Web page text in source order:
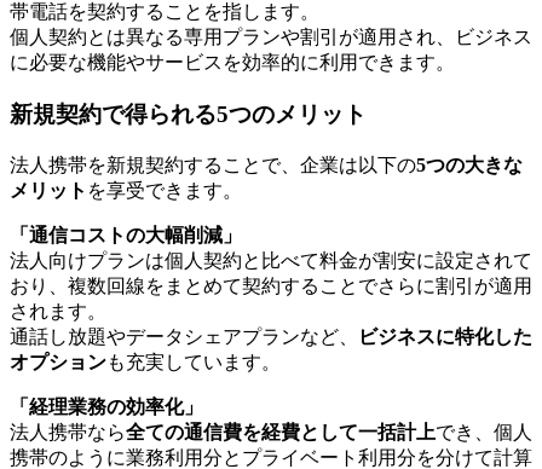
帯電話を契約することを指します。
個人契約とは異なる専用プランや割引が適用され、ビジネス
に必要な機能やサービスを効率的に利用できます。
新規契約で得られる5つのメリット
法人携帯を新規契約することで、企業は以下の5つの大きな
メリット を享受できます。
「通信コストの大幅削減」
法人向けプランは個人契約と比べて料金が割安に設定されて
おり、複数回線をまとめて契約することでさらに割引が適用
されます。
通話し放題やデータシェアプランなど、
ビジネスに特化した
オプションも充実しています。
「経理業務の効率化」
法人携帯なら全ての通信費を経費として一括計上でき、個人
携帯のように業務利用分とプライベート利用分を分けて計算